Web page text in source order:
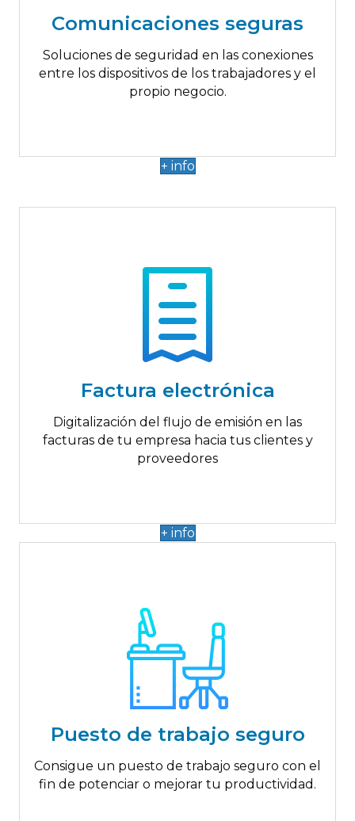
Comunicaciones seguras
Soluciones de seguridad en las conexiones
entre los dispositivos de los trabajadores y el
propio negocio.
Logs de conexión
seguridad
Dispositivos móviles
+ info
Factura electrónica
Digitalización del flujo de emisión en las
facturas de tu empresa hacia tus clientes y
proveedores
Hasta 3.000€
Facturas en formato estructurado
Envío de facturas por email
Copias de seguridad periódicas
+ info
Puesto de trabajo seguro
Consigue un puesto de trabajo seguro con el
fin de potenciar o mejorar tu productividad.
Hasta 1.000€
Ordenador portátil o de sobremesa nuevo